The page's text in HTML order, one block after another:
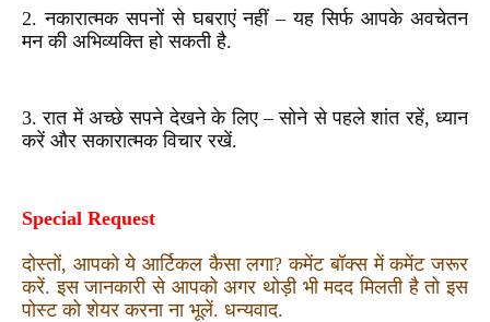
2. नकारात्मक सपनों से घबराएं नहीं – यह सिर्फ आपके अवचेतन
मन की अभिव्यक्ति हो सकती है.
3. रात में अच्छे सपने देखने के लिए – सोने से पहले शांत रहें, ध्यान
करें और सकारात्मक विचार रखें.
Special Request
दोस्तों, आपको ये आर्टिकल कैसा लगा? कमेंट बॉक्स में कमेंट जरूर
करें. इस जानकारी से आपको अगर थोड़ी भी मदद मिलती है तो इस
पोस्ट को शेयर करना ना भूलें. धन्यवाद.